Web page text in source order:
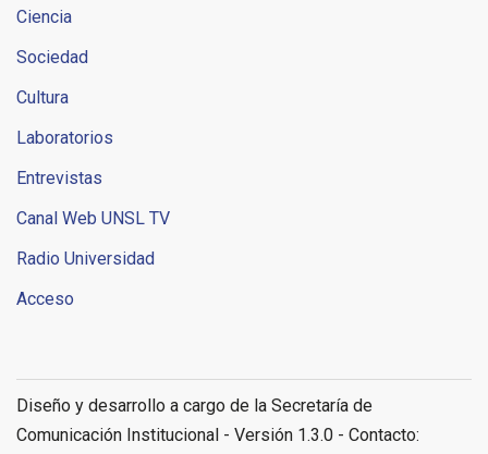
Ciencia
Sociedad
Cultura
Laboratorios
Entrevistas
Canal Web UNSL TV
Radio Universidad
Acceso
Diseño y desarrollo a cargo de la Secretaría de
Comunicación Institucional - Versión 1.3.0 - Contacto: